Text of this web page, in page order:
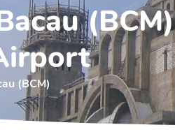
(BCM)
(BCM)